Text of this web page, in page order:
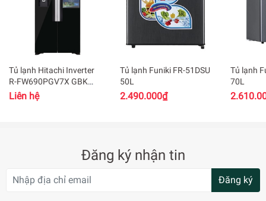
NANO AG+CU TĂNG CƯỜNG KHẢ NĂNG KHỬ MÙI
lạnh giúp giảm thiểu mùi hôi khó chịu trong quá trình lưu trữ
thực phẩm.
Tủ lạnh Hitachi Inverter
R-FW690PGV7X GBK
540 lít
Liên hệ
Tủ lạnh Funiki FR-51DSU
50L
2.490.000₫
Tủ lạnh
70L
Đăng ký nhận tin
Đăng ký